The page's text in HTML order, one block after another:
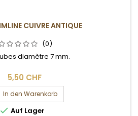
CUIVRE ANTIQUE
(0)
diamètre 7 mm.
5,50 CHF
In den Warenkorb
 Auf Lager